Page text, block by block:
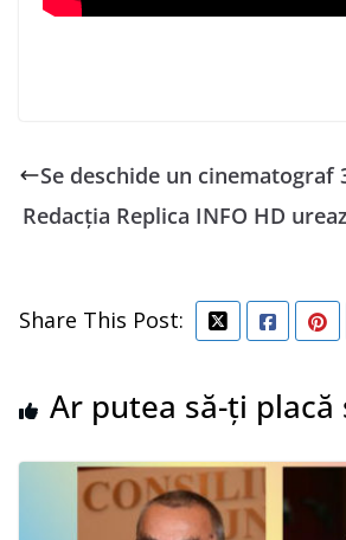
Se deschide un cinematograf
Redacția Replica INFO HD
Share This Post:
Ar putea să-ți placă